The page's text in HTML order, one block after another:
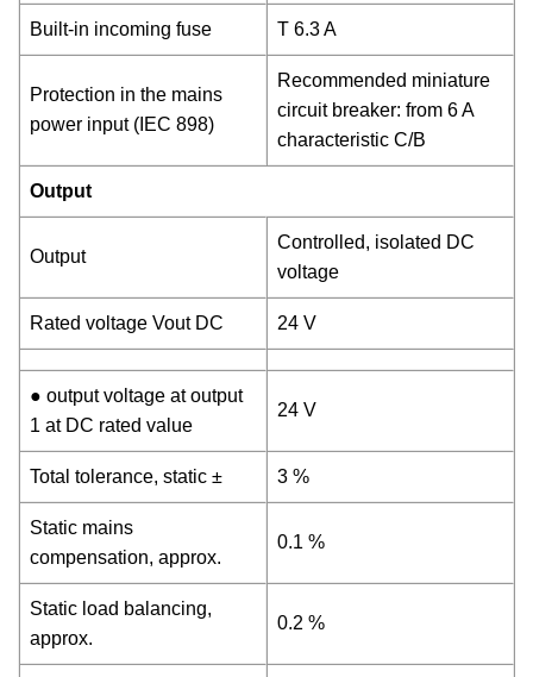
Built-in incoming fuse T 6.3 A
Protection in the mains
power input (IEC 898)
Recommended miniature
circuit breaker: from 6 A
characteristic C/B
Output
Output
Controlled, isolated DC
voltage
Rated voltage Vout DC 24 V
● output voltage at output
1 at DC rated value
24 V
Total tolerance, static ± 3 %
Static mains
compensation, approx.
0.1 %
Static load balancing,
approx.
0.2 %